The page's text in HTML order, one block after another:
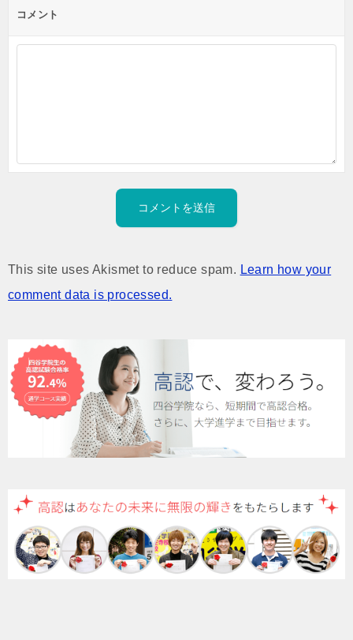
コメント
This site uses Akismet to reduce spam. Learn how your
comment data is processed.